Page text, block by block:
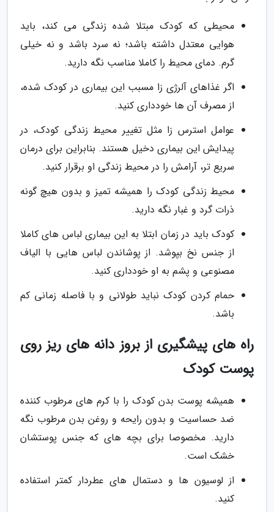
محیطی که کودک مبتلا شده زندگی می کند، باید
هوایی معتدل داشته باشد؛ نه سرد باشد و نه خیلی
گرم. دمای محیط را کاملا مناسب نگه دارید.
اگر غذاهای آلرژی زا مسبب این بیماری در کودک شده،
از مصرف آن ها خودداری کنید.
عوامل استرس زا مثل تغییر محیط زندگی کودک، در
پیدایش این بیماری دخیل هستند. بنابراین برای درمان
سریع تر، آرامش را در محیط زندگی او برقرار کنید.
محیط زندگی کودک را همیشه تمیز و بدون هیچ گونه
ذرات گرد و غبار نگه دارید.
کودک باید در زمان ابتلا به این بیماری لباس های کاملا
از جنس نخ بپوشد. از پوشاندن لباس هایی با الیاف
مصنوعی و پشم به او خودداری کنید.
حمام کردن کودک نباید طولانی و با فاصله زمانی کم
باشد.
راه های پیشگیری از بروز دانه های ریز روی
پوست کودک
همیشه پوست بدن کودک را با کرم های مرطوب کننده
ضد حساسیت و بدون رایحه و روغن بدن مرطوب نگه
دارید. مخصوصا برای بچه های که جنس پوستشان
خشک است.
از لوسیون ها و دستمال های عطردار کمتر استفاده
کنید.